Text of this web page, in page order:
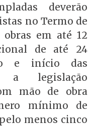
deverão
no Termo de
em até 12
de até 24
e início das
a legislação
mão de obra
mínimo de
menos cinco